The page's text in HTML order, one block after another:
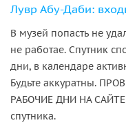
Лувр Абу-Даби:
В музей попасть не
не работае. Спутник
дни, в календаре
Будьте аккуратны.
РАБОЧИЕ ДНИ НА САЙТЕ
спутника.